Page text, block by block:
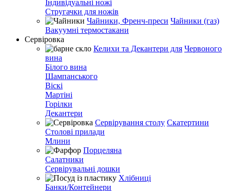
Індивідуальні ножі
Стругачки для ножів
Чайники, Френч-преси Чайники (газ)
Вакуумні термостакани
Сервіровка
Келихи та Декантери для Червоного
вина
Білого вина
Шампанського
Віскі
Мартіні
Горілки
Декантери
Сервірування столу Скатертини
Столові прилади
Млини
Порцеляна
Салатники
Сервірувальні дошки
Хлібниці
Банки/Контейнери